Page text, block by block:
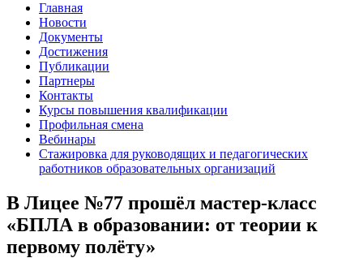
Главная
Новости
Документы
Достижения
Публикации
Партнеры
Контакты
Курсы повышения квалификации
Профильная смена
Вебинары
Стажировка для руководящих и педагогических
работников образовательных организаций
В Лицее №77 прошёл мастер-класс
«БПЛА в образовании: от теории к
первому полёту»